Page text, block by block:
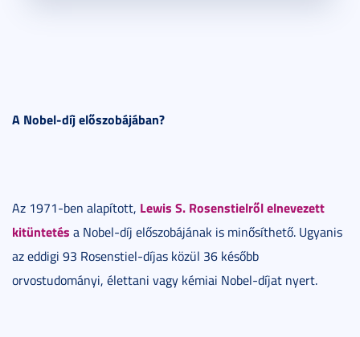
A Nobel-díj előszobájában?
Az 1971-ben alapított, Lewis S. Rosenstielről elnevezett
kitüntetés a Nobel-díj előszobájának is minősíthető. Ugyanis
az eddigi 93 Rosenstiel-díjas közül 36 később
orvostudományi, élettani vagy kémiai Nobel-díjat nyert.